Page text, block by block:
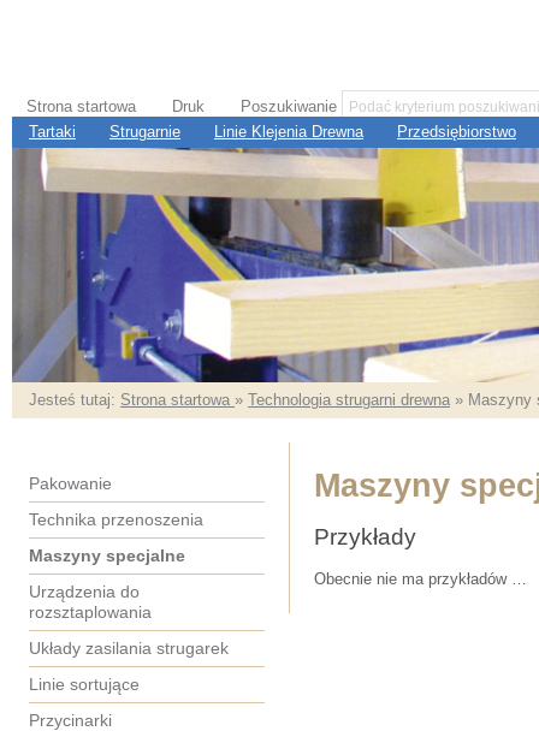
Strona startowa Druk
Poszukiwanie
Tartaki
Strugarnie Linie Klejenia Drewna Przedsiębiorstwo
Jesteś tutaj: Strona startowa » Technologia strugarni drewna » Maszyny
Pakowanie
Technika przenoszenia
Maszyny specjalne
Urządzenia do
rozsztaplowania
Układy zasilania strugarek
Linie sortujące
Przycinarki
Maszyny
Przykłady
Obecnie nie ma przykładów …